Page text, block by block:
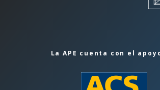
La APE cuenta con el